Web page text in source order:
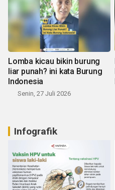
Lomba kicau bikin burung
liar punah? ini kata Burung
Indonesia
Senin, 27 Juli 2026
Infografik